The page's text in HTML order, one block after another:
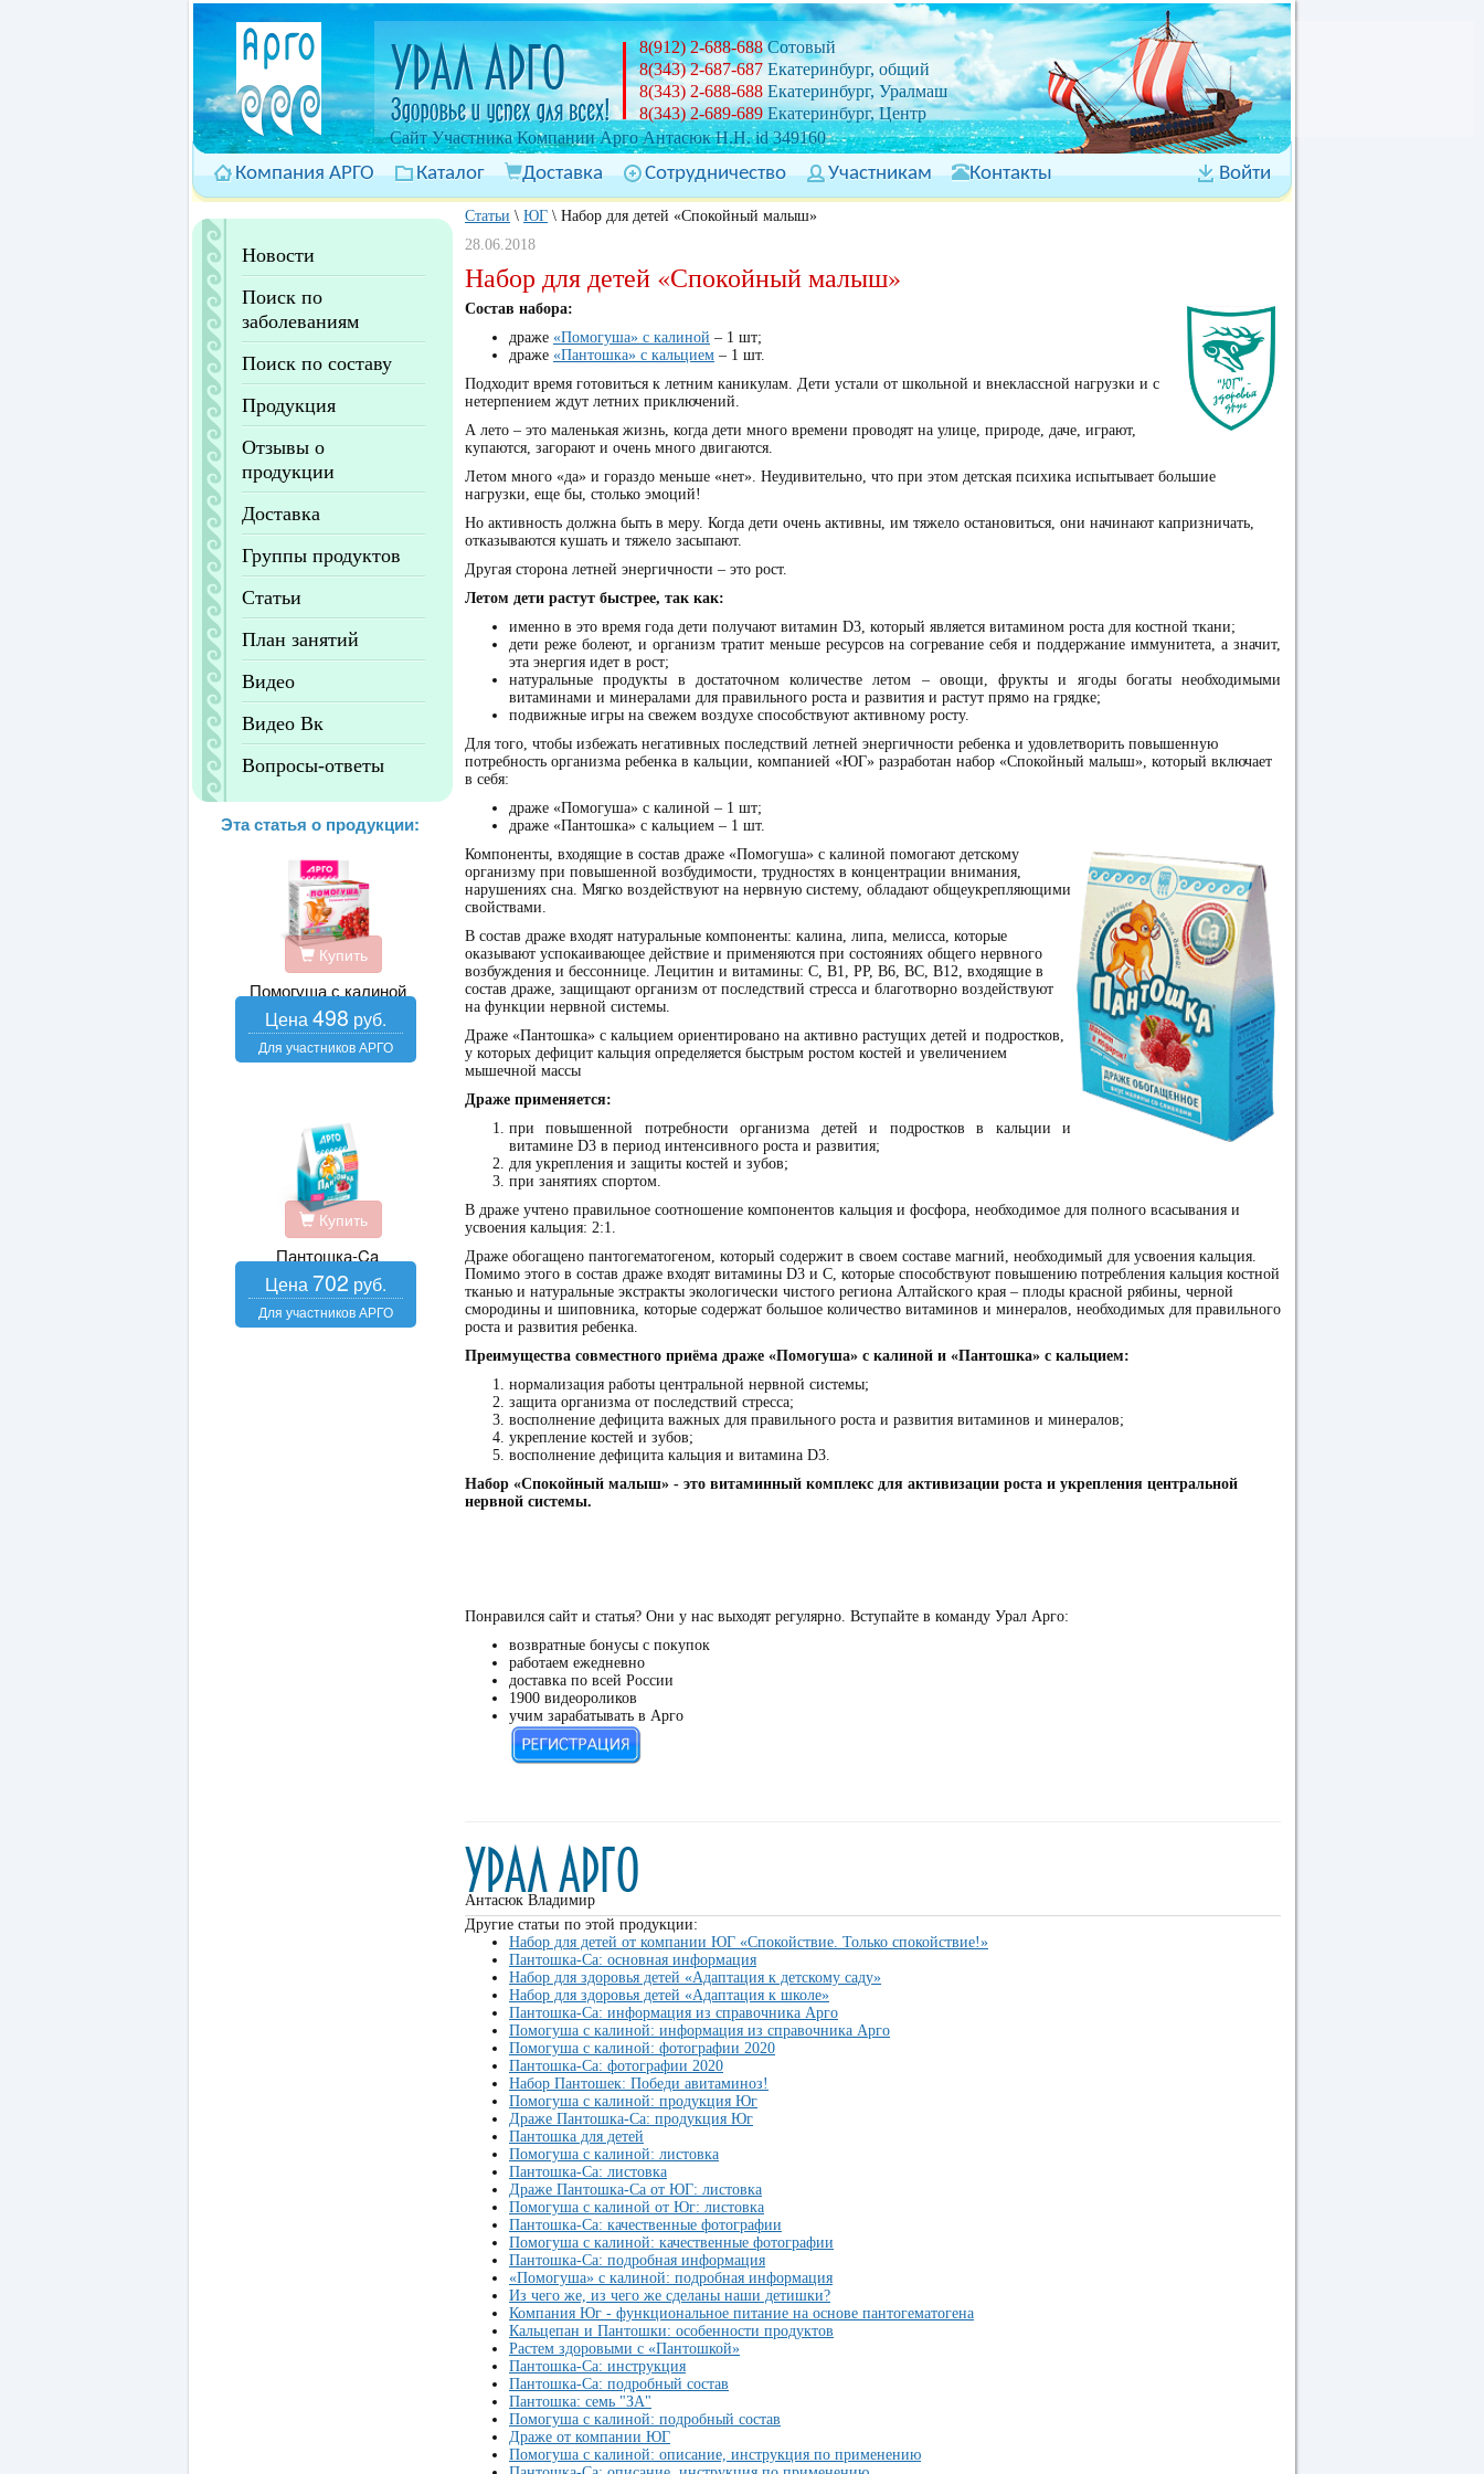
Cайт Участника Компании Арго Антасюк Н.Н. id 349160
8(912) 2-688-688Сотовый
8(343) 2-687-687 Екатеринбург, общий
8(343) 2-688-688 Екатеринбург, Уралмаш
8(343) 2-689-689 Екатеринбург, Центр
Компания АРГО Каталог Доставка Сотрудничество Участникам Контакты Войти
Новости
Поиск по
заболеваниям
Поиск по составу
Продукция
Отзывы о
продукции
Доставка
Группы продуктов
Статьи
План занятий
Видео
Видео Вк
Вопросы-ответы
Эта статья о продукции:
Купить
Помогуша с калиной
498
Купить
Пантошка-Ca
702
Статьи \ ЮГ \ Набор для детей «Спокойный малыш»
28.06.2018
Набор для детей «Спокойный малыш»
Состав набора:
драже «Помогуша» с калиной – 1 шт;
драже «Пантошка» с кальцием – 1 шт.
Подходит время готовиться к летним каникулам. Дети устали от школьной и внеклассной нагрузки и с
нетерпением ждут летних приключений.
А лето – это маленькая жизнь, когда дети много времени проводят на улице, природе, даче, играют,
купаются, загорают и очень много двигаются.
Летом много «да» и гораздо меньше «нет». Неудивительно, что при этом детская психика испытывает большие
нагрузки, еще бы, столько эмоций!
Но активность должна быть в меру. Когда дети очень активны, им тяжело остановиться, они начинают капризничать,
отказываются кушать и тяжело засыпают.
Другая сторона летней энергичности – это рост.
Летом дети растут быстрее, так как:
именно в это время года дети получают витамин D3, который является витамином роста для костной ткани;
дети реже болеют, и организм тратит меньше ресурсов на согревание себя и поддержание иммунитета, а значит,
эта энергия идет в рост;
натуральные продукты в достаточном количестве летом – овощи, фрукты и ягоды богаты необходимыми
витаминами и минералами для правильного роста и развития и растут прямо на грядке;
подвижные игры на свежем воздухе способствуют активному росту.
Для того, чтобы избежать негативных последствий летней энергичности ребенка и удовлетворить повышенную
потребность организма ребенка в кальции, компанией «ЮГ» разработан набор «Спокойный малыш», который включает
в себя:
драже «Помогуша» с калиной – 1 шт;
драже «Пантошка» с кальцием – 1 шт.
Компоненты, входящие в состав драже «Помогуша» с калиной помогают детскому
организму при повышенной возбудимости, трудностях в концентрации внимания,
нарушениях сна. Мягко воздействуют на нервную систему, обладают общеукрепляющими
свойствами.
В состав драже входят натуральные компоненты: калина, липа, мелисса, которые
оказывают успокаивающее действие и применяются при состояниях общего нервного
возбуждения и бессоннице. Лецитин и витамины: С, В1, РР, В6, ВС, В12, входящие в
состав драже, защищают организм от последствий стресса и благотворно воздействуют
на функции нервной системы.
Драже «Пантошка» с кальцием ориентировано на активно растущих детей и подростков,
у которых дефицит кальция определяется быстрым ростом костей и увеличением
мышечной массы
Драже применяется:
при повышенной потребности организма детей и подростков в кальции и
витамине D3 в период интенсивного роста и развития;
для укрепления и защиты костей и зубов;
при занятиях спортом.
В драже учтено правильное соотношение компонентов кальция и фосфора, необходимое для полного всасывания и
усвоения кальция: 2:1.
Драже обогащено пантогематогеном, который содержит в своем составе магний, необходимый для усвоения кальция.
Помимо этого в состав драже входят витамины D3 и С, которые способствуют повышению потребления кальция костной
тканью и натуральные экстракты экологически чистого региона Алтайского края – плоды красной рябины, черной
смородины и шиповника, которые содержат большое количество витаминов и минералов, необходимых для правильного
роста и развития ребенка.
Преимущества совместного приёма драже «Помогуша» с калиной и «Пантошка» с кальцием:
нормализация работы центральной нервной системы;
защита организма от последствий стресса;
восполнение дефицита важных для правильного роста и развития витаминов и минералов;
укрепление костей и зубов;
восполнение дефицита кальция и витамина D3.
Набор «Спокойный малыш» - это витаминный комплекс для активизации роста и укрепления центральной
нервной системы.
Понравился сайт и статья? Они у нас выходят регулярно. Вступайте в команду Урал Арго:
возвратные бонусы с покупок
работаем ежедневно
доставка по всей России
1900 видеороликов
учим зарабатывать в Арго
Антасюк Владимир
Другие статьи по этой продукции:
Набор для детей от компании ЮГ «Спокойствие. Только спокойствие!»
Пантошка-Ca: основная информация
Набор для здоровья детей «Адаптация к детскому саду»
Набор для здоровья детей «Адаптация к школе»
Пантошка-Ca: информация из справочника Арго
Помогуша с калиной: информация из справочника Арго
Помогуша с калиной: фотографии 2020
Пантошка-Ca: фотографии 2020
Набор Пантошек: Победи авитаминоз!
Помогуша с калиной: продукция Юг
Драже Пантошка-Ca: продукция Юг
Пантошка для детей
Помогуша с калиной: листовка
Пантошка-Ca: листовка
Драже Пантошка-Ca от ЮГ: листовка
Помогуша с калиной от Юг: листовка
Пантошка-Ca: качественные фотографии
Помогуша с калиной: качественные фотографии
Пантошка-Ca: подробная информация
«Помогуша» с калиной: подробная информация
Из чего же, из чего же сделаны наши детишки?
Компания Юг - функциональное питание на основе пантогематогена
Кальцепан и Пантошки: особенности продуктов
Растем здоровыми с «Пантошкой»
Пантошка-Ca: инструкция
Пантошка-Ca: подробный состав
Пантошка: семь "ЗА"
Помогуша с калиной: подробный состав
Драже от компании ЮГ
Помогуша с калиной: описание, инструкция по применению